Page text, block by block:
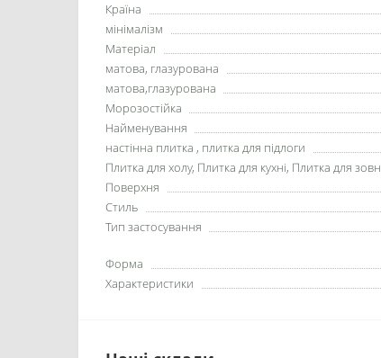
Країна
мінімалізм
Матеріал
матова, глазурована
матова,глазурована
Морозостійка
Найменування
настінна плитка , плитка для підлоги
Плитка для холу, Плитка для кухні, Плитка для
Поверхня
Стиль
Тип застосування
Форма
Характеристики